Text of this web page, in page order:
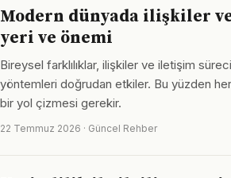
Modern dünyada ilişkiler
yeri ve önemi
Bireysel farklılıklar, ilişkiler ve iletişim
yöntemleri doğrudan etkiler. Bu yüzden
bir yol çizmesi gerekir.
22 Temmuz 2026 · Güncel Rehber